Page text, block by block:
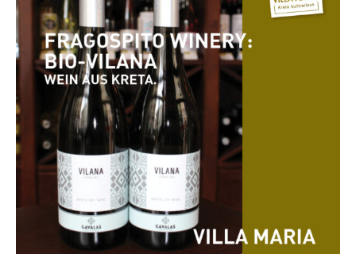
Partnerfirmen
Kreta
Zakros
Gergeri
Houdetsi
Portfolio
Speisen
Mittagstisch (DI bis FR, 12.00 bis 14.30 Uhr)